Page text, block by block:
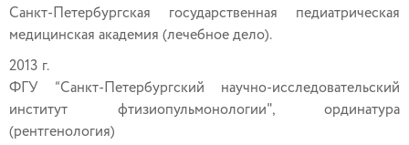
Санкт-Петербургская государственная педиатрическая
медицинская академия (лечебное дело).
2013 г.
ФГУ “Санкт-Петербургский научно-исследовательский
институт фтизиопульмонологии", ординатура
(рентгенология)